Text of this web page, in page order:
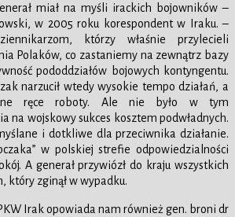
miał na myśli irackich bojowników –
w 2005 roku korespondent w Iraku. –
którzy właśnie przylecieli
Polaków, co zastaniemy na zewnątrz bazy
pododdziałów bojowych kontyngentu.
narzucił wtedy wysokie tempo działań, a
ręce roboty. Ale nie było w tym
na wojskowy sukces kosztem podwładnych.
i dotkliwe dla przeciwnika działanie.
w polskiej strefie odpowiedzialności
A generał przywiózł do kraju wszystkich
który zginął w wypadku.
Irak opowiada nam również gen. broni dr